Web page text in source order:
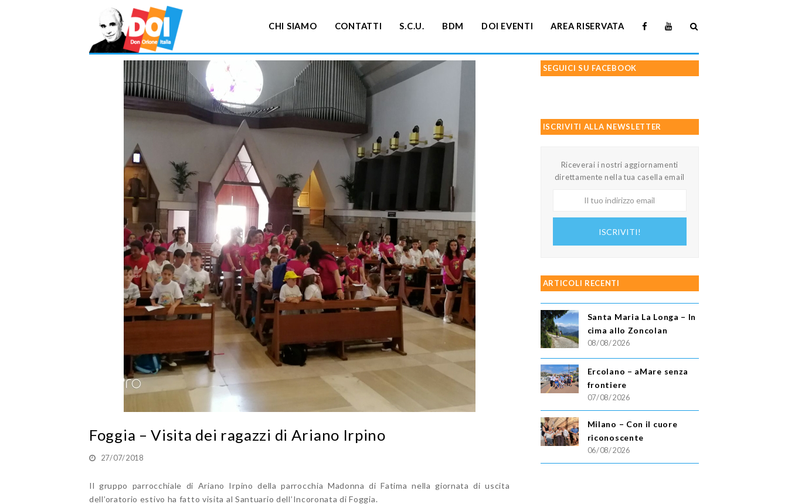
CHI SIAMO CONTATTI S.C.U. BDM DOI EVENTI AREA RISERVATA
Foggia – Visita dei ragazzi di Ariano Irpino
27/07/2018
Il gruppo parrocchiale di Ariano Irpino della parrocchia Madonna di Fatima nella giornata di uscita
dell’oratorio estivo ha fatto visita al Santuario dell’Incoronata di Foggia.
SEGUICI SU FACEBOOK
ISCRIVITI ALLA NEWSLETTER
Riceverai i nostri aggiornamenti
direttamente nella tua casella email
ISCRIVITI!
ARTICOLI RECENTI
Santa Maria La Longa – In
cima allo Zoncolan
08/08/2026
Ercolano – aMare senza
frontiere
07/08/2026
Milano – Con il cuore
riconoscente
06/08/2026